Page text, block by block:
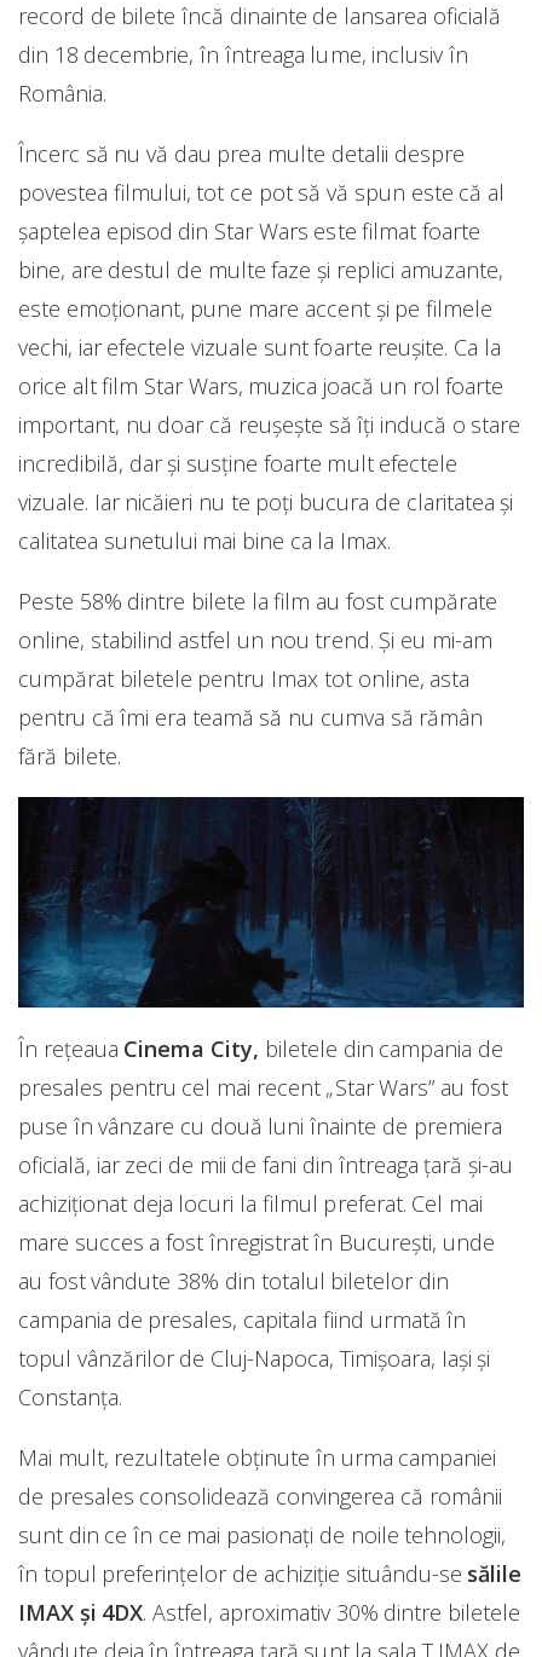
record de bilete încă dinainte de lansarea oficială
din 18 decembrie, în întreaga lume, inclusiv în
România.
Încerc să nu vă dau prea multe detalii despre
povestea filmului, tot ce pot să vă spun este că al
șaptelea episod din Star Wars este filmat foarte
bine, are destul de multe faze și replici amuzante,
este emoționant, pune mare accent și pe filmele
vechi, iar efectele vizuale sunt foarte reușite. Ca la
orice alt film Star Wars, muzica joacă un rol foarte
important, nu doar că reușește să îți inducă o stare
incredibilă, dar și susține foarte mult efectele
vizuale. Iar nicăieri nu te poți bucura de claritatea și
calitatea sunetului mai bine ca la Imax.
Peste 58% dintre bilete la film au fost cumpărate
online, stabilind astfel un nou trend. Și eu mi-am
cumpărat biletele pentru Imax tot online, asta
pentru că îmi era teamă să nu cumva să rămân
fără bilete.
În reţeaua Cinema City, biletele din campania de
presales pentru cel mai recent „Star Wars” au fost
puse în vânzare cu două luni înainte de premiera
oficială, iar zeci de mii de fani din întreaga ţară şi-au
achiziţionat deja locuri la filmul preferat. Cel mai
mare succes a fost înregistrat în Bucureşti, unde
au fost vândute 38% din totalul biletelor din
campania de presales, capitala fiind urmată în
topul vânzărilor de Cluj-Napoca, Timişoara, Iaşi şi
Constanţa.
Mai mult, rezultatele obţinute în urma campaniei
de presales consolidează convingerea că românii
sunt din ce în ce mai pasionaţi de noile tehnologii,
în topul preferinţelor de achiziţie situându-se sălile
IMAX şi 4DX. Astfel, aproximativ 30% dintre biletele
vândute deja în întreaga ţară sunt la sala T IMAX de